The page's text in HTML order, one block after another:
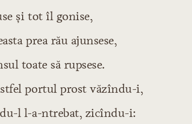
sau copilăroşi
iarăşi
şi tot îl gonise,
prea rău ajunsese,
toate să rupsese.
portul prost văzîndu-i,
l l-a-ntrebat, zicîndu-i: